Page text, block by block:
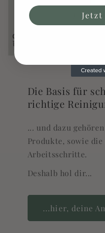
Die Basis für
richtige
... und dazu
Produkte, sowie
Arbeitsschritte.
Deshalb hol dir...
...hier, deine